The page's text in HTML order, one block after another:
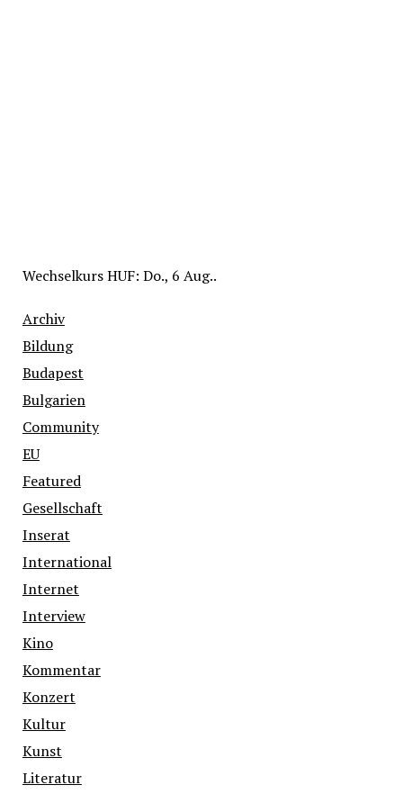
WechselkursHUF: Do., 6 Aug..
Archiv
Bildung
Budapest
Bulgarien
Community
EU
Featured
Gesellschaft
Inserat
International
Internet
Interview
Kino
Kommentar
Konzert
Kultur
Kunst
Literatur